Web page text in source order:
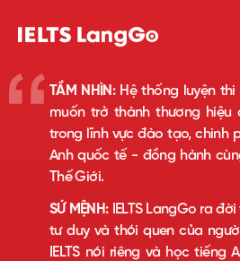
TẦM NHÌN:Hệ thống luyện thi
muốn trở thành thương
trong lĩnh vực đào tạo, chinh
Anh quốc tế - đồng hành
Thế Giới.
SỨ MỆNH:IELTS LangGo ra
tư duy và thói quen của
IELTS nói riêng và học tiếng